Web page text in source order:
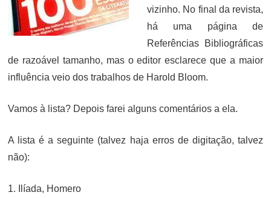
vizinho. No final da revista,
há uma página de
Referências Bibliográficas
de razoável tamanho, mas o editor esclarece que a maior
influência veio dos trabalhos de Harold Bloom.
Vamos à lista? Depois farei alguns comentários a ela.
A lista é a seguinte (talvez haja erros de digitação, talvez
não):
1. Ilíada, Homero